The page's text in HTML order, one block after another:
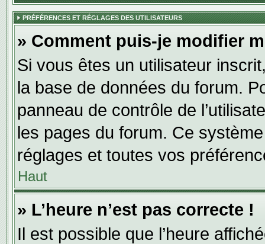
PRÉFÉRENCES ET RÉGLAGES DES UTILISATEURS
» Comment puis-je modifier
Si vous êtes un utilisateur
la base de données du forum.
panneau de contrôle de
les pages du forum. Ce
réglages et toutes vos
Haut
» L’heure n’est pas correcte !
Il est possible que l’heure